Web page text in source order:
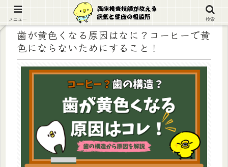
歯が黄色くなる原因はなに？コーヒーで黄
色にならないためにすること！
メニュー 検索